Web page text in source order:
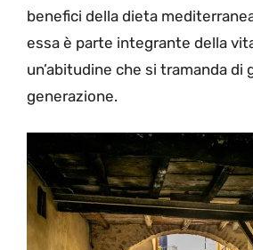
benefici della dieta
essa è parte integrante della
un’abitudine che si tramanda di
generazione.